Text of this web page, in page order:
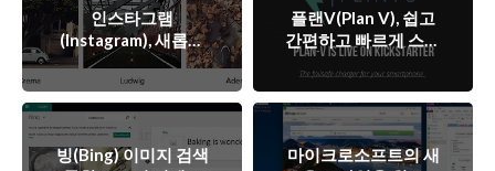
인스타그램
(Instagram), 새롭게
추가된 5가지 필터로
더 다양한 사진을 찍
어보세요!
플랜V(Plan V), 쉽고
간편하고 빠르게 스마
트폰을 충전해보자!
빙(Bing) 이미지 검색
마이크로소프트의 새